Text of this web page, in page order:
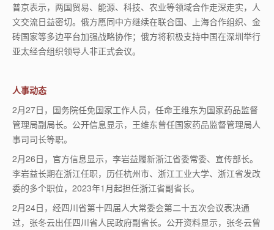
普京表示，两国贸易、能源、科技、农业等领域合作走深走实，人
文交流日益密切。俄方愿同中方继续在联合国、上海合作组织、金
砖国家等多边平台加强战略协作；俄方将积极支持中国在深圳举行
亚太经合组织领导人非正式会议。
人事动态
2月27日，国务院任免国家工作人员，任命王维东为国家药品监督
管理局副局长。公开信息显示，王维东曾任国家药品监督管理局人
事司司长等职。
2月26日，官方信息显示，李岩益履新浙江省委常委、宣传部长。
李岩益长期在浙江任职，历任杭州市、浙江工业大学、浙江省发改
委的多个职位， 2023年1 月起担任浙江省副省长。
2月24日，经四川省第十四届人大常委会第二十五次会议表决通
过，张冬云出任四川省人民政府副省长。公开资料显示，张冬云曾